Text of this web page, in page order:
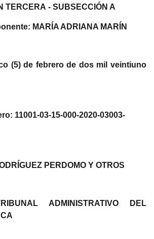
TERCERA - SUBSECCIÓN A
MARÍA ADRIANA MARÍN
(5) de febrero de dos mil veintiuno
11001-03-15-000-2020-03003-
PERDOMO Y OTROS
ADMINISTRATIVO DEL